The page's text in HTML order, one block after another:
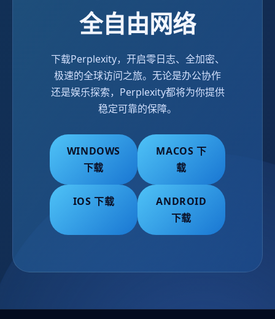
全自由网络
下载Perplexity，开启零日志、全加密、
极速的全球访问之旅。无论是办公协作
还是娱乐探索，Perplexity都将为你提供
稳定可靠的保障。
WINDOWS
下载
MACOS 下
载
IOS 下载
ANDROID
下载